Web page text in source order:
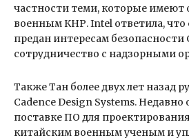
частности теми, которые имеют
военным КНР. Intel ответила, что
предан интересам
сотрудничество с надзорными
Также Тан более двух лет назад
Cadence Design Systems. Недавно
поставке ПО для
китайским военным ученым и